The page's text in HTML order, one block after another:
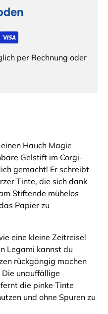
per Rechnung oder
Hauch Magie
Gelstift im Corgi-
gemacht! Er schreibt
Tinte, die sich dank
Stiftende mühelos
Papier zu
eine kleine Zeitreise!
Legami kannst du
rückgängig machen
Die unauffällige
die pinke Tinte
und ohne Spuren zu